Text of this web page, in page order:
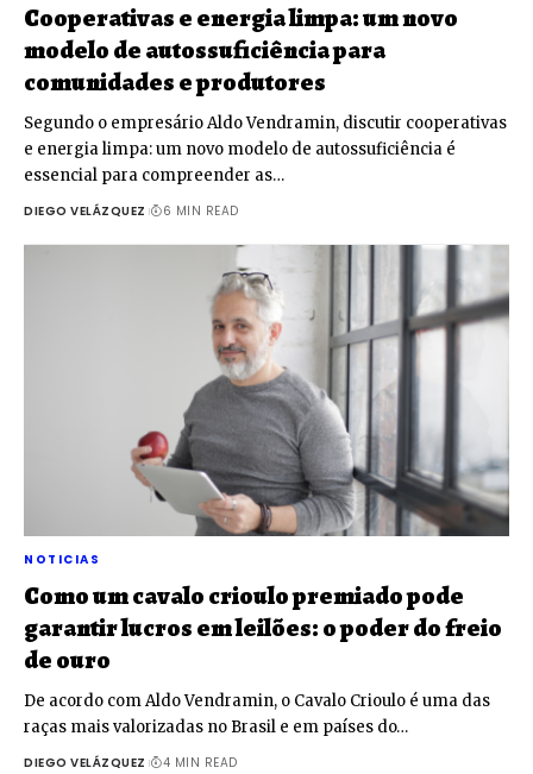
Cooperativas e energia limpa: um novo
modelo de autossuficiência para
comunidades e produtores
Segundo o empresário Aldo Vendramin, discutir cooperativas
e energia limpa: um novo modelo de autossuficiência é
essencial para compreender as…
DIEGO VELÁZQUEZ 6 MIN READ
NOTICIAS
Como um cavalo crioulo premiado pode
garantir lucros em leilões: o poder do freio
de ouro
De acordo com Aldo Vendramin, o Cavalo Crioulo é uma das
raças mais valorizadas no Brasil e em países do…
DIEGO VELÁZQUEZ 4 MIN READ